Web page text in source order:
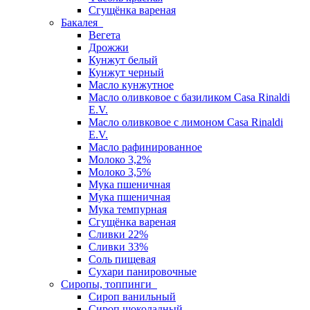
Сгущёнка вареная
Бакалея
Вегета
Дрожжи
Кунжут белый
Кунжут черный
Масло кунжутное
Масло оливковое с базиликом Casa Rinaldi
E.V.
Масло оливковое с лимоном Casa Rinaldi
E.V.
Масло рафинированное
Молоко 3,2%
Молоко 3,5%
Мука пшеничная
Мука пшеничная
Мука темпурная
Сгущёнка вареная
Сливки 22%
Сливки 33%
Соль пищевая
Сухари панировочные
Сиропы, топпинги
Сироп ванильный